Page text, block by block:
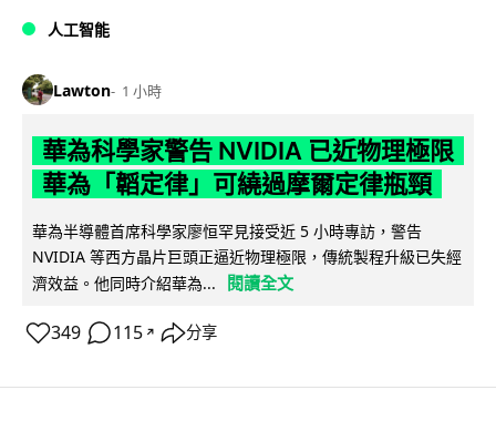
人工智能
Lawton 1 小時
華為科學家警告 NVIDIA 已近物理極限
華為「韜定律」可繞過摩爾定律瓶頸
華為半導體首席科學家廖恒罕見接受近 5 小時專訪，警告
NVIDIA 等西方晶片巨頭正逼近物理極限，傳統製程升級已失經
濟效益。他同時介紹華為...
閱讀全文
349 115 ↗ 分享